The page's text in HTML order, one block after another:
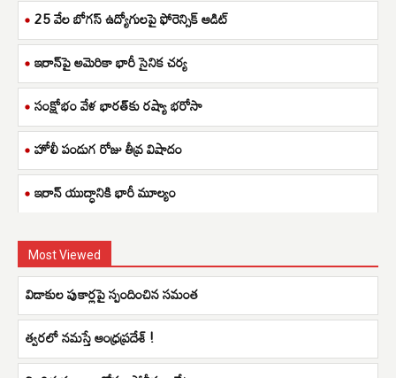
25 వేల బోగస్ ఉద్యోగులపై ఫోరెన్సిక్ ఆడిట్
ఇరాన్‌పై అమెరికా భారీ సైనిక చర్య
సంక్షోభం వేళ భారత్‌కు రష్యా భరోసా
హోలీ పండుగ రోజు తీవ్ర విషాదం
ఇరాన్ యుద్ధానికి భారీ మూల్యం
Most Viewed
విడాకుల పుకార్లపై స్పందించిన సమంత
త్వ‌ర‌లో న‌మ‌స్తే ఆంధ్ర‌ప్ర‌దేశ్‌ !